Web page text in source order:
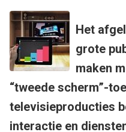
Het
grote
maken
“tweede scherm”-
televisieproducties
interactie en